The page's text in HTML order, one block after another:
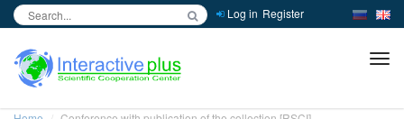
Log in Register